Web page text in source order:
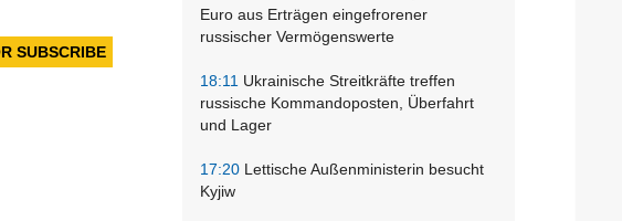
Euro aus Erträgen eingefrorener
russischer Vermögenswerte
18:11 Ukrainische Streitkräfte treffen
russische Kommandoposten, Überfahrt
und Lager
17:20 Lettische Außenministerin besucht
Kyjiw
SUBSCRIBE